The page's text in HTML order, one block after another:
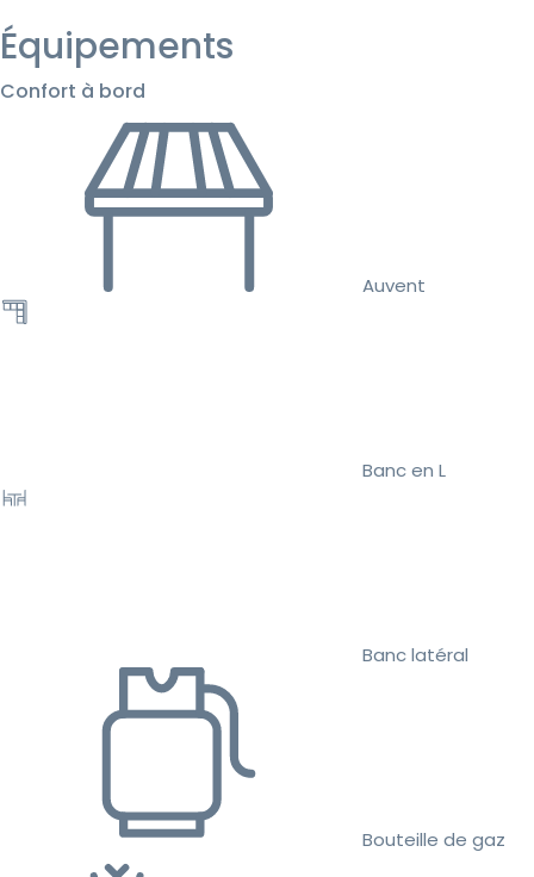
Équipements
Confort à bord
Auvent
Banc en L
Banc latéral
Bouteille de gaz